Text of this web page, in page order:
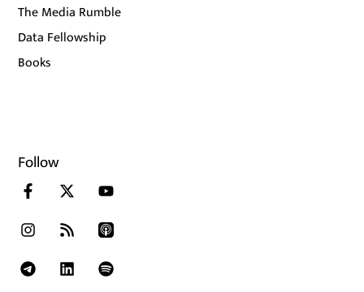
The Media Rumble
Data Fellowship
Books
Follow